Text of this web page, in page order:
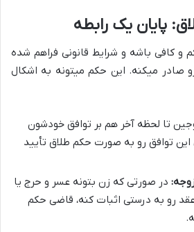
و کافی باشه و شرایط قانونی فراهم شده
صادر میکنه. این حکم میتونه به اشکال
تا لحظه آخر هم بر توافق خودشون
این توافق رو به صورت حکم طلاق تأیید
در صورتی که زن بتونه عسر و حرج یا
رو به درستی اثبات کنه، قاضی حکم